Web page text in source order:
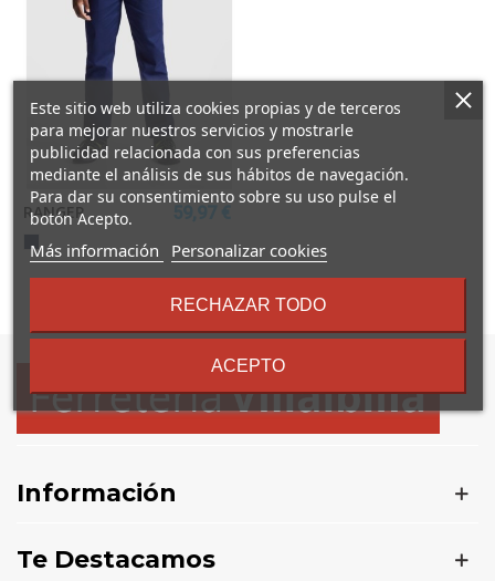
RANGER
MARINO
Mostrando1-1 de 1 artículo(s)
Información
Te Destacamos
Este sitio web utiliza cookies propias y de terceros
para mejorar nuestros servicios y mostrarle
publicidad relacionada con sus preferencias
mediante el análisis de sus hábitos de navegación.
Para dar su consentimiento sobre su uso pulse el
botón Acepto.
Más información
sobre
términos
condiciones
Personalizar cookies
RECHAZAR TODO
ACEPTO